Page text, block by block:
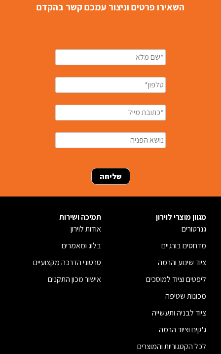
השאירו פרטים וניצור עמכם קשר בהקדם
מגוון מוצרי לוירון
גנרטורים
מדחסים בורגיים
ציוד שינוע והרמה
ליפטים וציוד למוסכים
מכונות שטיפה
ציוד לבניה ותעשייה
ג'קים וציוד הרמה
לכל הקטגוריות והמוצרים
תמיכה ושירות
אודות לוירון
בלוג ומאמרים
סרטוני הדרכה מקצועיים
אישור מכון התקנים